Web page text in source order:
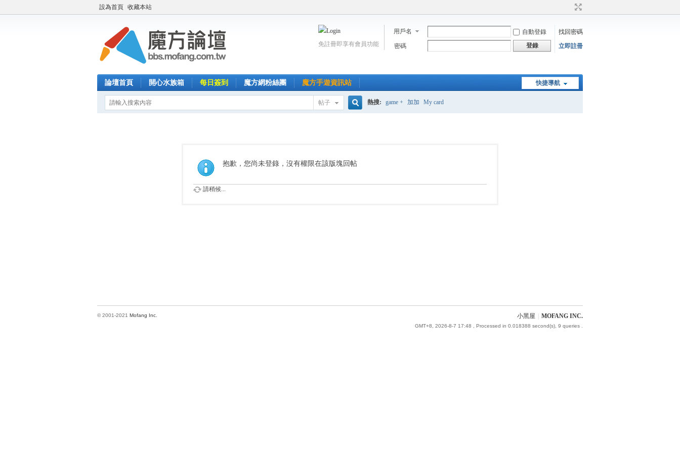
設為首頁 收藏本站
用戶名 自動登錄
找回密碼
密碼
登錄 立即註冊
免註冊即享有會員功能
快捷導航
論壇首頁 開心水族箱 每日簽到 魔方網粉絲團 魔方手遊資訊站
帖子
索
熱搜: game + 加加 My card
抱歉，您尚未登錄，沒有權限在該版塊回帖
請稍候...
小黑屋 MOFANG INC.
GMT+8, 2026-8-7 17:48 , Processed in 0.018388 second(s), 9 queries .
© 2001-2021 Mofang Inc.